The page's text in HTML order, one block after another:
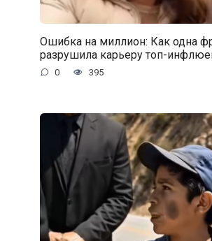
Ошибка на миллион: Как одна
разрушила карьеру топ-
0 395